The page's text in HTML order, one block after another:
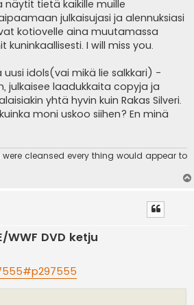
näytit tietä kaikille muille
julkaisujasi ja alennuksiasi
kotiovelle aina muutamassa
I will miss you.
idols(vai mikä lie salkkari) -
julkaisee laadukkaita copyja ja
yhtä hyvin kuin Rakas Silveri.
moni uskoo siihen? En minä
cleansed every thing would appear to
WWF DVD ketju